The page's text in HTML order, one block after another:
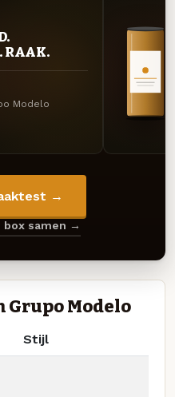
RAAK.
Modelo
→
samen →
Grupo Modelo
Stijl